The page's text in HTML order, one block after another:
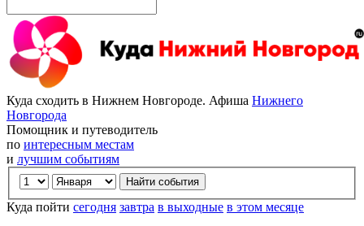
Куда сходить в Нижнем Новгороде. Афиша Нижнего
Новгорода
Помощник и путеводитель
по интересным местам
и лучшим событиям
Куда пойти сегодня завтра в выходные в этом месяце